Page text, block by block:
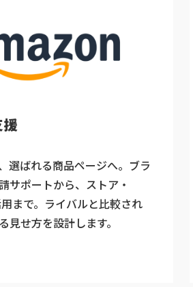
選ばれる商品ページへ。ブラ
サポートから、ストア・
まで。ライバルと比較され
見せ方を設計します。